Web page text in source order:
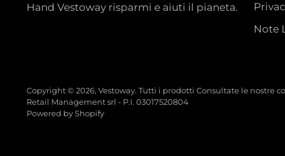
Hand Vestoway risparmi e aiuti il pianeta.
Note
Copyright © 2026,Vestoway. Tutti i prodotti Consultate le nostre
Retail Management srl - P.I. 03017520804
Powered by Shopify